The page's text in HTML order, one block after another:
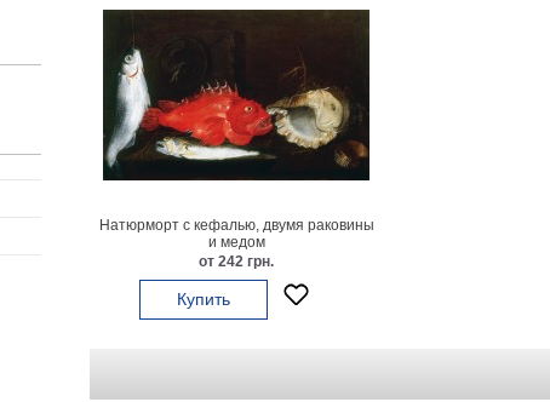
Натюрморт с кефалью, двумя раковины
и медом
от 242 грн.
Купить